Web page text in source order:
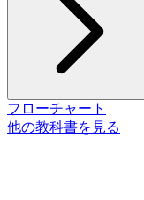
フローチャート
他の教科書を見る